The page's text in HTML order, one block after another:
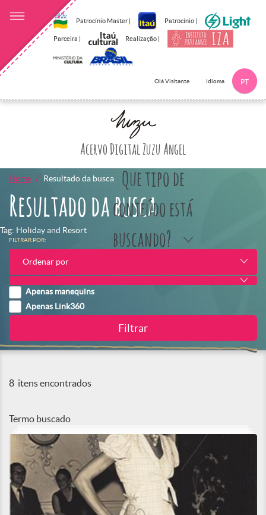
Patrocínio Master | Patrocínio |
Parceira | Realização |
Olá Visitante Idioma PT
Acervo Digital Zuzu Angel
Que tipo de
conteúdo está
buscando?
Home Resultado da busca
Resultado da busca
Tag: Holiday and Resort
FILTRAR POR:
Ordenar por
Apenas manequins
Apenas Link360
8 itens encontrados
Termo buscado